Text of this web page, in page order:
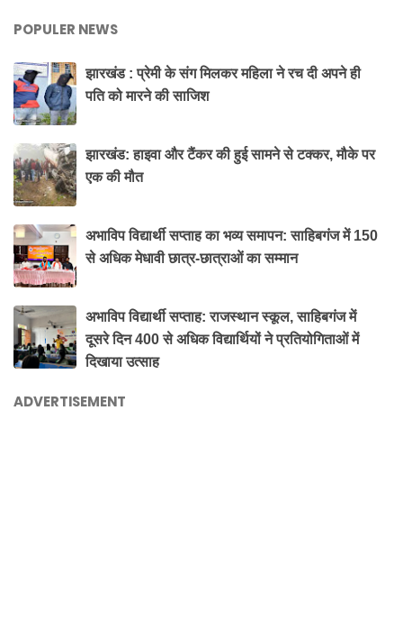
POPULER NEWS
झारखंड : प्रेमी के संग मिलकर महिला ने रच दी अपने ही
पति को मारने की साजिश
झारखंड: हाइवा और टैंकर की हुई सामने से टक्कर, मौके पर
एक की मौत
अभाविप विद्यार्थी सप्ताह का भव्य समापन: साहिबगंज में 150
से अधिक मेधावी छात्र-छात्राओं का सम्मान
अभाविप विद्यार्थी सप्ताह: राजस्थान स्कूल, साहिबगंज में
दूसरे दिन 400 से अधिक विद्यार्थियों ने प्रतियोगिताओं में
दिखाया उत्साह
ADVERTISEMENT